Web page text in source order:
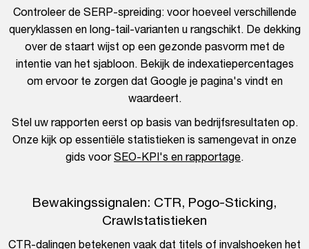
Controleer de SERP-spreiding: voor hoeveel verschillende
queryklassen en long-tail-varianten u rangschikt. De dekking
over de staart wijst op een gezonde pasvorm met de
intentie van het sjabloon. Bekijk de indexatiepercentages
om ervoor te zorgen dat Google je pagina's vindt en
waardeert.
Stel uw rapporten eerst op basis van bedrijfsresultaten op.
Onze kijk op essentiële statistieken is samengevat in onze
gids voorSEO-KPI's en rapportage.
Bewakingssignalen: CTR, Pogo-Sticking,
Crawlstatistieken
CTR-dalingen betekenen vaak dat titels of invalshoeken het